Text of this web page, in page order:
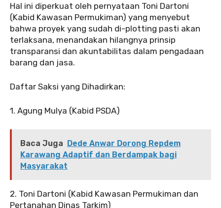
‎Hal ini diperkuat oleh pernyataan Toni Dartoni
(Kabid Kawasan Permukiman) yang menyebut
bahwa proyek yang sudah di-plotting pasti akan
terlaksana, menandakan hilangnya prinsip
transparansi dan akuntabilitas dalam pengadaan
barang dan jasa.
‎Daftar Saksi yang Dihadirkan:
‎1. Agung Mulya (Kabid PSDA)
Baca Juga Dede Anwar Dorong Repdem
Karawang Adaptif dan Berdampak bagi
Masyarakat
‎2. Toni Dartoni (Kabid Kawasan Permukiman dan
Pertanahan Dinas Tarkim)